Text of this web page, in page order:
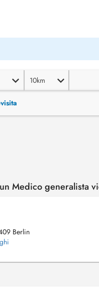
10km
Medico generalista
Berlin